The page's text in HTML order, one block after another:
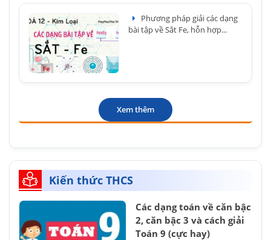
Phương pháp giải các dạng
bài tập về Sắt Fe, hỗn hợp...
Xem thêm
Kiến thức THCS
Các dạng toán về căn bậc
2, căn bậc 3 và cách giải
Toán 9 (cực hay)